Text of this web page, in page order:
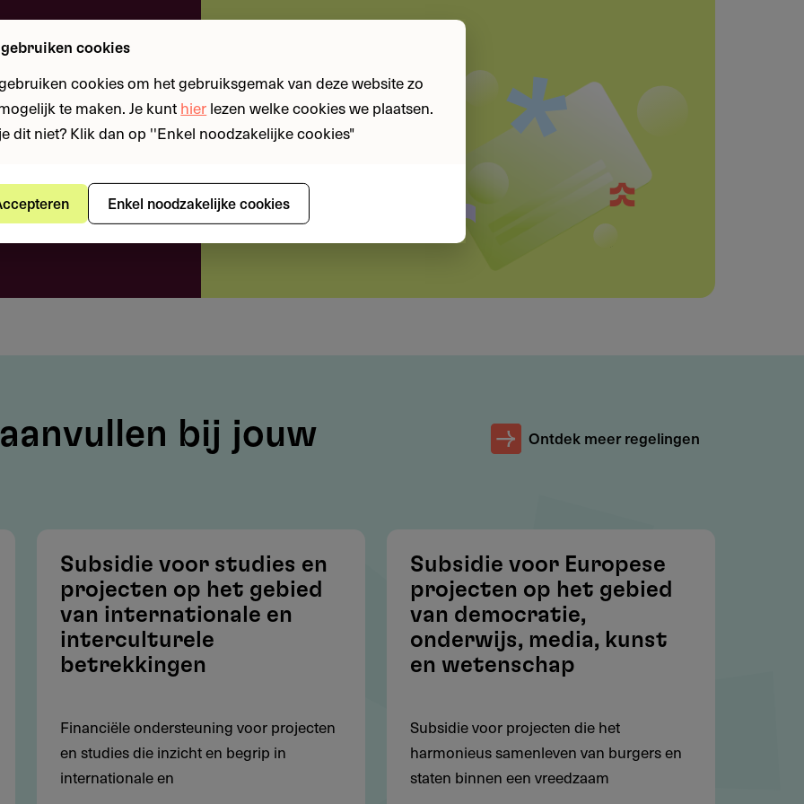
van het fonds.
stichtingen en verenigingen, onderzoekers.
op de periode van de vroegste
onderzoek in de vakgebieden van archeologie
onderzoek (inclusief het vernieuwende
onderzoeksvragen een antwoord wordt
de voorgestelde aanvraag valt (de inhoudelijke
je weg door
intuïtieve platform.
kans met onze
fondsen
bij jouw
Ontdek meer regelingen
Subsidie voor studies en
projecten op het gebied
van internationale en
interculturele
betrekkingen
Financiële ondersteuning voor projecten
en studies die inzicht en begrip in
internationale en
Subsidie voor Europese
projecten op het gebied
van democratie,
onderwijs, media, kunst
en wetenschap
Subsidie voor projecten die het
harmonieus samenleven van burgers en
staten binnen een vreedzaam
cookies
cookies om het gebruiksgemak van deze website zo
te maken. Je kunthierlezen welke cookies we plaatsen.
dit niet? Klik dan op ''Enkel noodzakelijke cookies"
Enkel noodzakelijke cookies